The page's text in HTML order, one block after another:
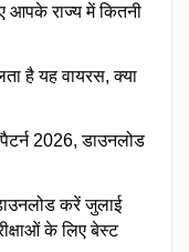
आपके राज्य में कितनी
है यह वायरस, क्या
2026, डाउनलोड
करें जुलाई
के लिए बेस्ट